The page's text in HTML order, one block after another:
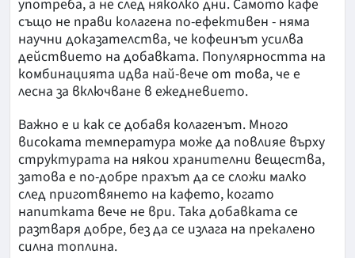
употреба, а не след няколко дни. Самото кафе
също не прави колагена по-ефективен - няма
научни доказателства, че кофеинът усилва
действието на добавката. Популярността на
комбинацията идва най-вече от това, че е
лесна за включване в ежедневието.
Важно е и как се добавя колагенът. Много
високата температура може да повлияе върху
структурата на някои хранителни вещества,
затова е по-добре прахът да се сложи малко
след приготвянето на кафето, когато
напитката вече не ври. Така добавката се
разтваря добре, без да се излага на прекалено
силна топлина.